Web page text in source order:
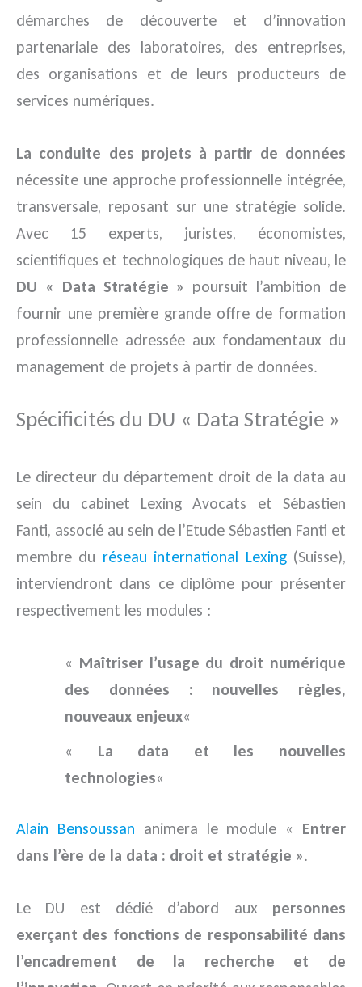
démarches de découverte et d’innovation
partenariale des laboratoires, des entreprises,
des organisations et de leurs producteurs de
services numériques.
La conduite des projets à partir de données
nécessite une approche professionnelle intégrée,
transversale, reposant sur une stratégie solide.
Avec 15 experts, juristes, économistes,
scientifiques et technologiques de haut niveau, le
DU « Data Stratégie » poursuit l’ambition de
fournir une première grande offre de formation
professionnelle adressée aux fondamentaux du
management de projets à partir de données.
Spécificités du DU « Data Stratégie »
Le directeur du département droit de la data au
sein du cabinet Lexing Avocats et Sébastien
Fanti, associé au sein de l’Etude Sébastien Fanti et
membre du réseau international Lexing(Suisse),
interviendront dans ce diplôme pour présenter
respectivement les modules :
« Maîtriser l’usage du droit numérique
des données : nouvelles règles,
nouveaux enjeux«
« La data et les nouvelles
technologies«
Alain Bensoussan animera le module « Entrer
dans l’ère de la data : droit et stratégie ».
Le DU est dédié d’abord aux personnes
exerçant des fonctions de responsabilité dans
l’encadrement de la recherche et de